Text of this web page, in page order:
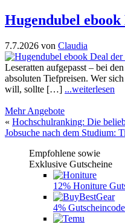
Hugendubel
7.7.2026 von Claudia
Leseratten aufgepasst – bei
absoluten Tiefpreisen. Wer
will, sollte […] ...weiterlesen
Mehr Angebote
« Hochschulranking: Die
Jobsuche nach dem Studium:
Empfohlene sowie
Exklusive Gutscheine
12% Honiture
4%